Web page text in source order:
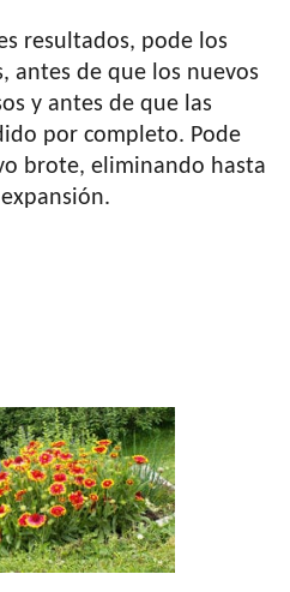
resultados, pode los
antes de que los nuevos
y antes de que las
por completo. Pode
brote, eliminando hasta